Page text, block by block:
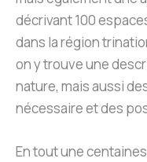
décrivant 100
dans la région
on y trouve une
nature, mais aussi
nécessaire et des
En tout une